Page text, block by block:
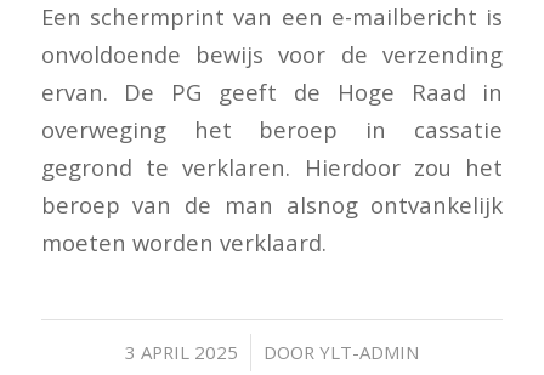
Een schermprint van een e-mailbericht is
onvoldoende bewijs voor de verzending
ervan. De PG geeft de Hoge Raad in
overweging het beroep in cassatie
gegrond te verklaren. Hierdoor zou het
beroep van de man alsnog ontvankelijk
moeten worden verklaard.
3 APRIL 2025
/ DOOR YLT-ADMIN